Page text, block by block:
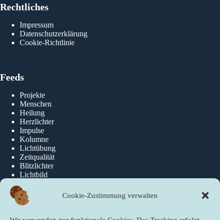
Cookie-Zustimmung verwalten
Rechtliches
Impressum
Datenschutzerklärung
Cookie-Richtlinie
Feeds
Projekte
Menschen
Heilung
Herzlichter
Impulse
Kolumne
Lichtübung
Zeitqualität
Blitzlichter
Lichtbild